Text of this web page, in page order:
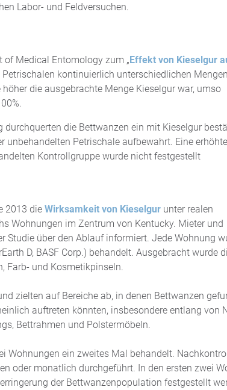
Labor- und Feldversuchen.
of Medical Entomology zum „Effekt von Kieselgur
Petrischalen kontinuierlich unterschiedlichen
die ausgebrachte Menge Kieselgur war, umso
durchquerten die Bettwanzen ein mit Kieselgur
unbehandelten Petrischale aufbewahrt. Eine erhöhte
Kontrollgruppe wurde nicht festgestellt
2013 die Wirksamkeit von Kieselgur unter realen
Wohnungen im Zentrum von Kentucky. Mieter und
Studie über den Ablauf informiert. Jede Wohnung
D, BASF Corp.) behandelt. Ausgebracht wurde
Farb- und Kosmetikpinseln.
zielten auf Bereiche ab, in denen Bettwanzen
auftreten könnten, insbesondere entlang von
Bettrahmen und Polstermöbeln.
Wohnungen ein zweites Mal behandelt.
oder monatlich durchgeführt. In den ersten zwei
der Bettwanzenpopulation festgestellt